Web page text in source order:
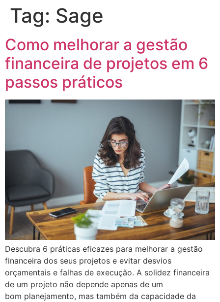
Tag: Sage
Como melhorar a gestão
financeira de projetos em 6
passos práticos
Descubra 6 práticas eficazes para melhorar a gestão
financeira dos seus projetos e evitar desvios
orçamentais e falhas de execução. A solidez financeira
de um projeto não depende apenas de um
bom planejamento, mas também da capacidade da